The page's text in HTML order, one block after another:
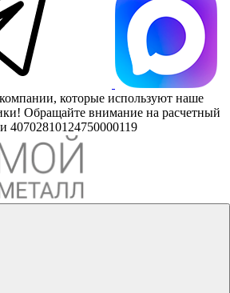
которые используют наше
Обращайте внимание на расчетный
40702810124750000119